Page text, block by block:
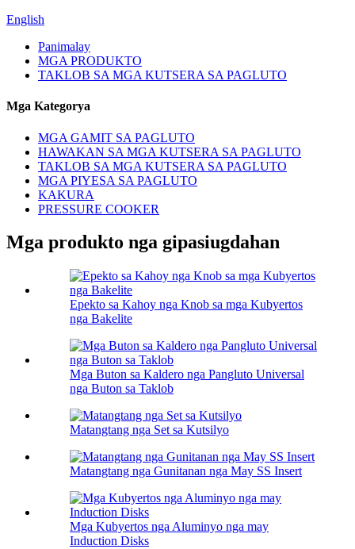
English
Panimalay
MGA PRODUKTO
TAKLOB SA MGA KUTSERA SA PAGLUTO
Mga Kategorya
MGA GAMIT SA PAGLUTO
HAWAKAN SA MGA KUTSERA SA PAGLUTO
TAKLOB SA MGA KUTSERA SA PAGLUTO
MGA PIYESA SA PAGLUTO
KAKURA
PRESSURE COOKER
Mga produkto nga gipasiugdahan
Epekto sa Kahoy nga Knob sa mga Kubyertos
nga Bakelite
Mga Buton sa Kaldero nga Pangluto Universal
nga Buton sa Taklob
Matangtang nga Set sa Kutsilyo
Matangtang nga Gunitanan nga May SS Insert
Mga Kubyertos nga Aluminyo nga may
Induction Disks